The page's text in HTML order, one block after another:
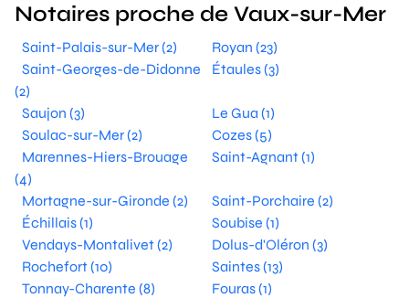
Notaires proche de Vaux-sur-Mer
Saint-Palais-sur-Mer (2)
Royan (23)
Saint-Georges-de-Didonne
(2)
Étaules (3)
Saujon (3)
Le Gua (1)
Soulac-sur-Mer (2)
Cozes (5)
Marennes-Hiers-Brouage
(4)
Saint-Agnant (1)
Mortagne-sur-Gironde (2)
Saint-Porchaire (2)
Échillais (1)
Soubise (1)
Vendays-Montalivet (2)
Dolus-d'Oléron (3)
Rochefort (10)
Saintes (13)
Tonnay-Charente (8)
Fouras (1)